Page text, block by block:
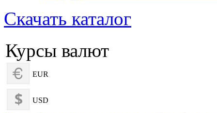
Скачать каталог
Курсы валют
EUR
USD